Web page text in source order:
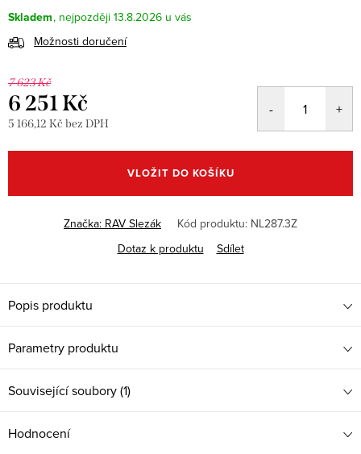
Skladem
13.8.2026
Možnosti doručení
7 623 Kč
6 251 Kč
5 166,12 Kč bez DPH
cena:
VLOŽIT DO KOŠÍKU
Značka: RAV Slezák Kód produktu: NL287.3Z
Dotaz k produktu
Sdílet
Popis produktu
Parametry produktu
Související soubory (1)
Hodnocení